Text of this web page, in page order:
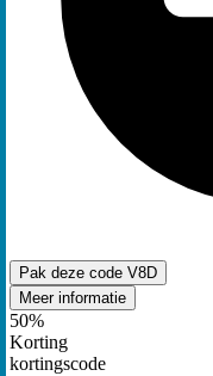
Pak deze code V8D
Meer informatie
50%
Korting
kortingscode